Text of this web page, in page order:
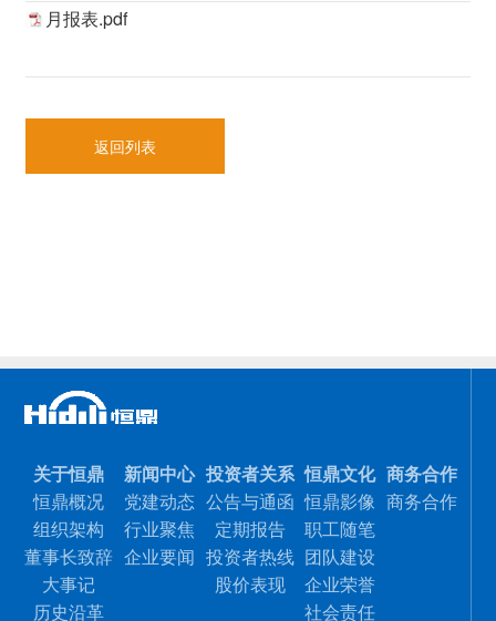
人才招聘
月报表.pdf
返回列表
关于恒鼎
恒鼎概况
组织架构
董事长致辞
大事记
历史沿革
新闻中心
党建动态
行业聚焦
企业要闻
投资者关系
公告与通函
定期报告
投资者热线
股价表现
恒鼎文化
恒鼎影像
职工随笔
团队建设
企业荣誉
社会责任
商务合作
商务合作